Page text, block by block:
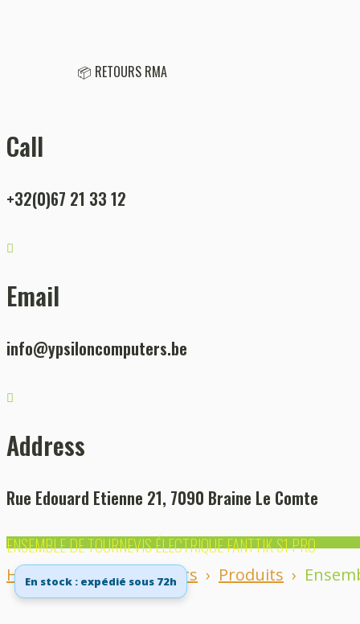
📦 RETOURS RMA
Call
+32(0)67 21 33 12
Email
info@ypsiloncomputers.be
Address
Rue Edouard Etienne 21, 7090 Braine Le Comte
ENSEMBLE DE TOURNEVIS ÉLECTRIQUE FANTTIK S1 PRO
HomeYpsilon Computers › Produits ›
En stock : expédié sous 72h